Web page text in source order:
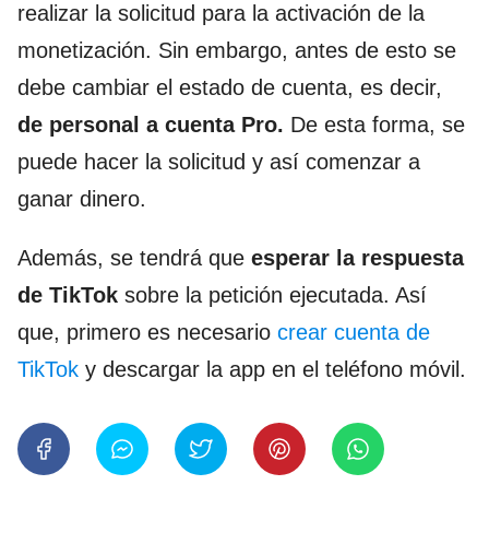
realizar la solicitud para la activación de la
monetización. Sin embargo, antes de esto se
debe cambiar el estado de cuenta, es decir,
de personal a cuenta Pro. De esta forma, se
puede hacer la solicitud y así comenzar a
ganar dinero.
Además, se tendrá que esperar la respuesta
de TikTok sobre la petición ejecutada. Así
que, primero es necesario crear cuenta de
TikTok y descargar la app en el teléfono móvil.